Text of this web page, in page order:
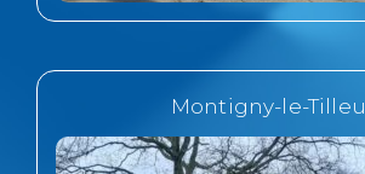
Montigny-le-Tilleul